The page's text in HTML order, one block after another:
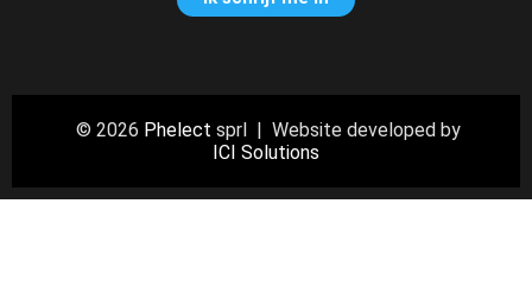
© 2026 Phelect sprl | Website developed by
ICI Solutions